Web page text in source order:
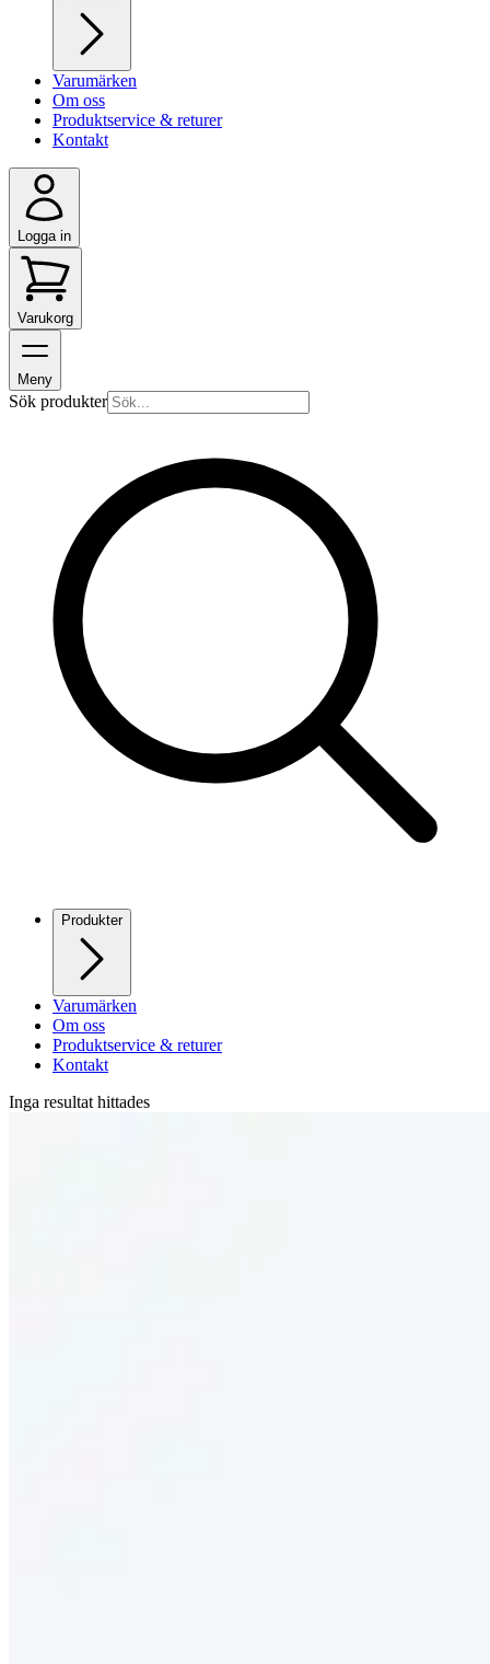
Varumärken
Om oss
Produktservice & returer
Kontakt
Logga in
Varukorg
Meny
Sök produkter
Produkter
Varumärken
Om oss
Produktservice & returer
Kontakt
Inga resultat hittades